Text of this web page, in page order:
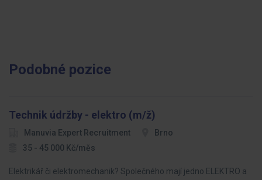
Podobné pozice
Technik údržby - elektro (m/ž)
Manuvia Expert Recruitment
Brno
35 - 45 000 Kč/měs
Elektrikář či elektromechanik? Společného mají jedno ELEKTRO a